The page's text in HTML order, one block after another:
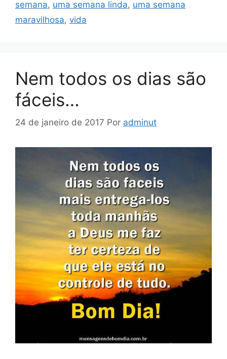
semana, uma semana linda, uma semana
maravilhosa, vida
Nem todos os dias são
fáceis…
24 de janeiro de 2017 Por adminut